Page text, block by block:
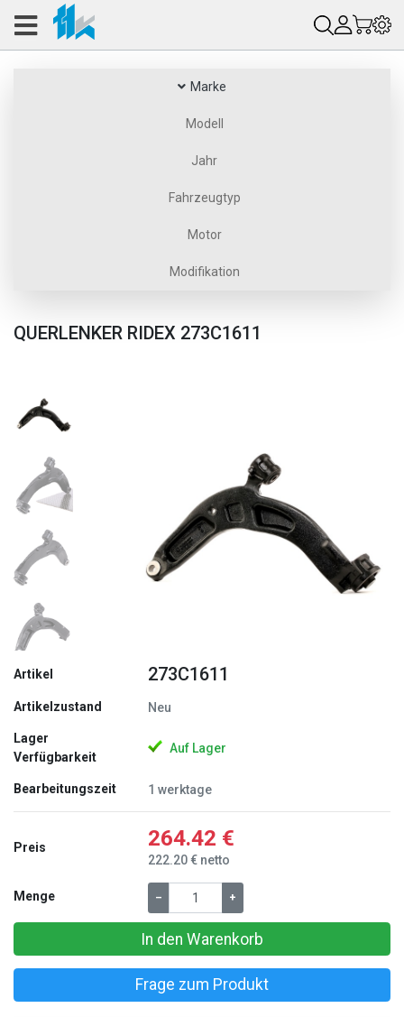
Marke
Modell
Jahr
Fahrzeugtyp
Motor
Modifikation
QUERLENKER RIDEX 273C1611
Artikel 273C1611
Artikelzustand Neu
Lager
Verfügbarkeit
Auf Lager
Bearbeitungszeit 1 werktage
Preis 264.42 €
222.20 € netto
Menge – +
In den Warenkorb
Frage zum Produkt